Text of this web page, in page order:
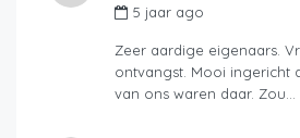
5 jaar ago
Zeer aardige eigenaars.
ontvangst. Mooi ingericht
van ons waren daar. Zou…